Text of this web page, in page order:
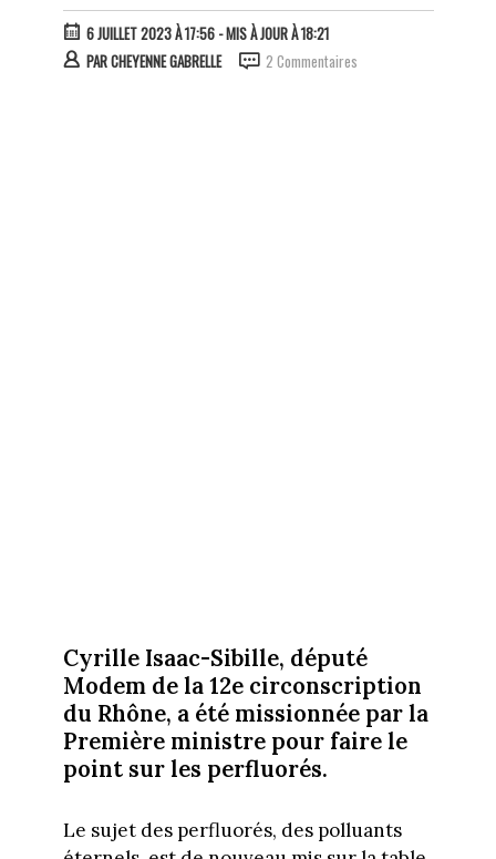
6 JUILLET 2023 À 17:56- MIS À JOUR À 18:21
PARCHEYENNE GABRELLE 2 Commentaires
Cyrille Isaac-Sibille, député
Modem de la 12e circonscription
du Rhône, a été missionnée par la
Première ministre pour faire le
point sur les perfluorés.
Le sujet des perfluorés, des polluants